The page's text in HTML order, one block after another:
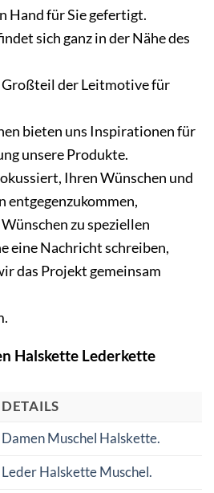
Hand für Sie gefertigt.
sich ganz in der Nähe des
der Leitmotive für
bieten uns Inspirationen für
unsere Produkte.
Ihren Wünschen und
entgegenzukommen,
zu speziellen
eine Nachricht schreiben,
das Projekt gemeinsam
Halskette Lederkette
DETAILS
Damen Muschel Halskette.
Leder Halskette Muschel.